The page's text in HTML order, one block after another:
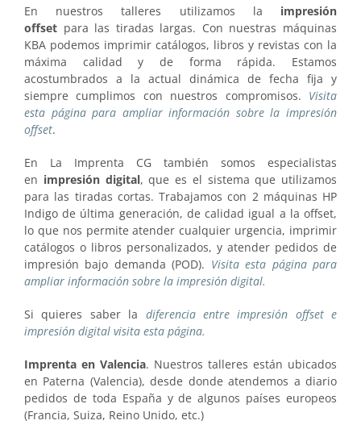
En nuestros talleres utilizamos la impresión
offset para las tiradas largas. Con nuestras máquinas
KBA podemos imprimir catálogos, libros y revistas con la
máxima calidad y de forma rápida. Estamos
acostumbrados a la actual dinámica de fecha fija y
siempre cumplimos con nuestros compromisos. Visita
esta página para ampliar información sobre la impresión
offset.
En La Imprenta CG también somos especialistas
en impresión digital, que es el sistema que utilizamos
para las tiradas cortas. Trabajamos con 2 máquinas HP
Indigo de última generación, de calidad igual a la offset,
lo que nos permite atender cualquier urgencia, imprimir
catálogos o libros personalizados, y atender pedidos de
impresión bajo demanda (POD). Visita esta página para
ampliar información sobre la impresión digital.
Si quieres saber la diferencia entre impresión offset e
impresión digital visita esta página.
Imprenta en Valencia. Nuestros talleres están ubicados
en Paterna (Valencia), desde donde atendemos a diario
pedidos de toda España y de algunos países europeos
(Francia, Suiza, Reino Unido, etc.)